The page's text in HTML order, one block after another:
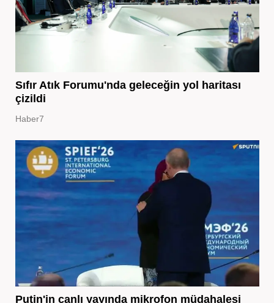
Sıfır Atık Forumu'nda geleceğin yol haritası
çizildi
Haber7
Putin'in canlı yayında mikrofon müdahalesi